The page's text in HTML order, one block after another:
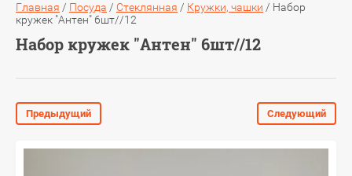
Главная / Посуда / Стеклянная / Кружки, чашки / Набор
кружек "Антен" 6шт//12
Набор кружек "Антен" 6шт//12
Предыдущий Следующий